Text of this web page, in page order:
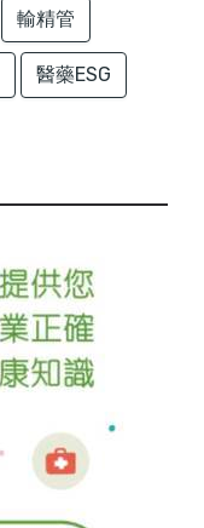
輸精管
醫藥ESG